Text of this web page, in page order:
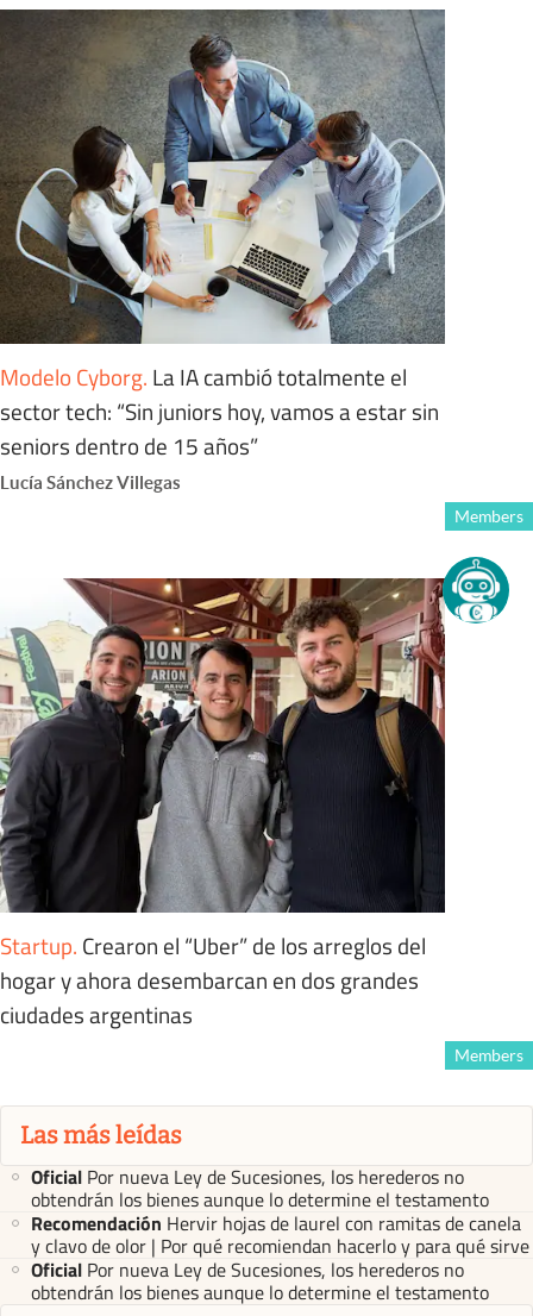
Modelo Cyborg. La IA cambió totalmente el
sector tech: “Sin juniors hoy, vamos a estar sin
seniors dentro de 15 años”
Lucía Sánchez Villegas
Members
Startup. Crearon el “Uber” de los arreglos del
hogar y ahora desembarcan en dos grandes
ciudades argentinas
Members
Las más leídas
Oficial Por nueva Ley de Sucesiones, los herederos no
obtendrán los bienes aunque lo determine el testamento
Recomendación Hervir hojas de laurel con ramitas de canela
y clavo de olor | Por qué recomiendan hacerlo y para qué sirve
Oficial Por nueva Ley de Sucesiones, los herederos no
obtendrán los bienes aunque lo determine el testamento